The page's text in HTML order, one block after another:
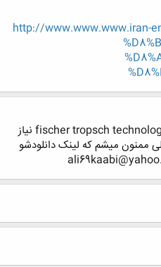
http://www.www.www.iran-
سلام ، خسته نباشید ،من به کتاب fischer tropsch technology نیاز
ممنون میشم که لینک دانلودشو